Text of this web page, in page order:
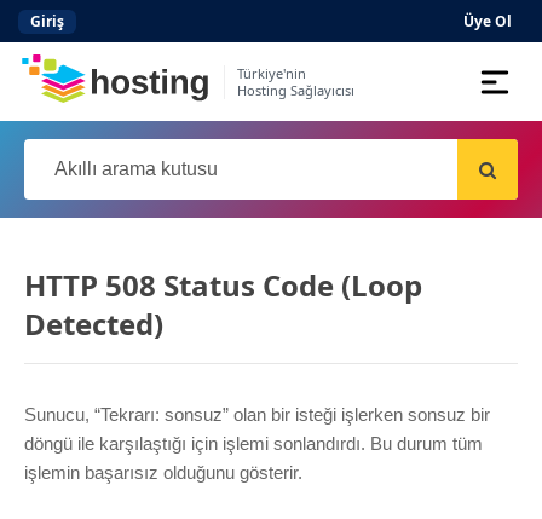
Giriş Üye Ol
Türkiye'nin
Hosting Sağlayıcısı
Domain
Hosting AI
Kurumsal E-posta
Server
SSL Sertifikası
HTTP 508 Status Code (Loop
Detected)
Sunucu, “Tekrarı: sonsuz” olan bir isteği işlerken sonsuz bir
döngü ile karşılaştığı için işlemi sonlandırdı. Bu durum tüm
işlemin başarısız olduğunu gösterir.